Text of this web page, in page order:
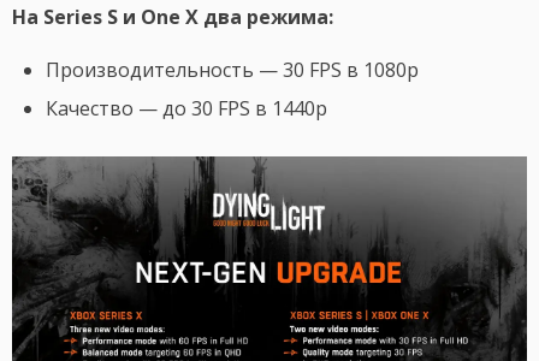
На Series S и One X два режима:
Производительность — 30 FPS в 1080p
Качество — до 30 FPS в 1440p